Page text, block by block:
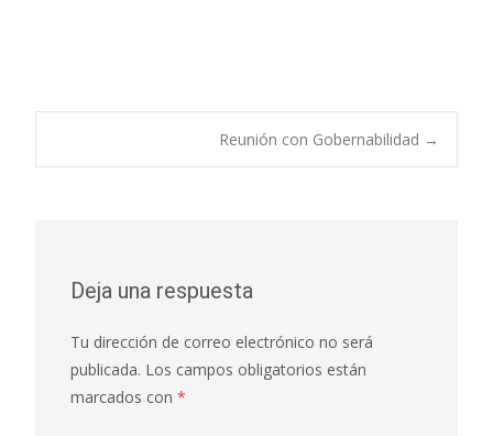
Navegación
entradas
Reunión con Gobernabilidad →
Deja una respuesta
Tu dirección de correo electrónico no será
publicada. Los campos obligatorios están
marcados con *